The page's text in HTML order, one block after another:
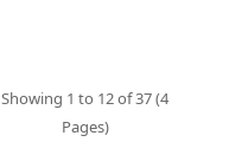
Showing 1 to 12 of 37 (4
Pages)